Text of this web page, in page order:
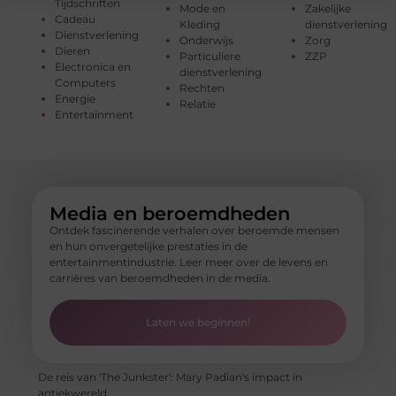
Tijdschriften
Cadeau
Dienstverlening
Dieren
Electronica en
Computers
Energie
Entertainment
Mode en
Kleding
Onderwijs
Particuliere
dienstverlening
Rechten
Relatie
Zakelijke
dienstverlening
Zorg
ZZP
Media en beroemdheden
Ontdek fascinerende verhalen over beroemde mensen
en hun onvergetelijke prestaties in de
entertainmentindustrie. Leer meer over de levens en
carrières van beroemdheden in de media.
Laten we beginnen!
De reis van 'The Junkster': Mary Padian's impact in
antiekwereld